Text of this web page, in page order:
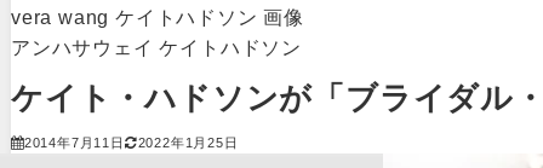
vera wang ケイトハドソン 画像
アンハサウェイ ケイトハドソン
ケイト・ハドソンが「ブライダル
2014年7月11日 2022年1月25日